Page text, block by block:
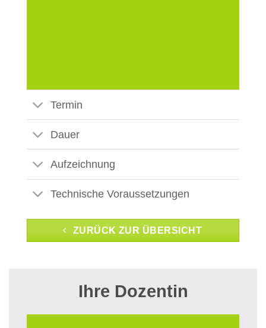
Termin
Dauer
Aufzeichnung
Technische Voraussetzungen
ZURÜCK ZUR ÜBERSICHT
Ihre Dozentin